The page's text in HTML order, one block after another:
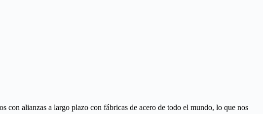
alianzas a largo plazo con fábricas de acero de todo el mundo, lo que nos